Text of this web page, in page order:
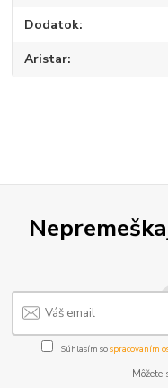
Dodatok
Aristar
Súhlasím sospracovaním